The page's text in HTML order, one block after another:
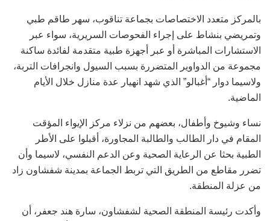
بالمركز متعدد الاختصاصات بجماعة تناقوب، سهر طاقم طبي
وتمريضي بنشاط على إجراء الفحوصات السريرية، سواء عبر
الاستشارات المباشرة أو عبر أجهزة طبية متقدمة لفائدة ساكنة
مجموعة من الدواوير المتضررة بسبب السيول وانجرافات التربة،
ولاسيما دوار “أغبالو” الذي شهد انهيار عدة منازل خلال الأيام
الماضية.
نساء وشيوخ وأطفال، بعضهم من نزلاء مركز الإيواء المؤقت
المقام في دار الطالب والطالبة المجاورة، أقبلوا على الأطر
الطبية بحثا عن الرعاية الصحية وعن الدعم النفسي، لاسيما وأن
تضرر مقاطع من الطريق التي تربط الجماعة بمدينة شفشاون زاد
من عزلة المنطقة.
وأكدت رئيسة المنطقة الصحية لشفشاون، سارة هند جعفر، أن